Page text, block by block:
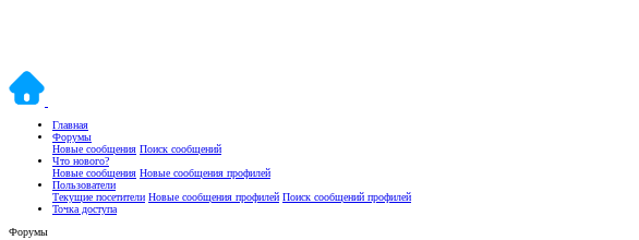
Главная
Форумы
Новые сообщения Поиск сообщений
Что нового?
Новые сообщения Новые сообщения профилей
Пользователи
Текущие посетители Новые сообщения профилей Поиск сообщений профилей
Точка доступа
Форумы